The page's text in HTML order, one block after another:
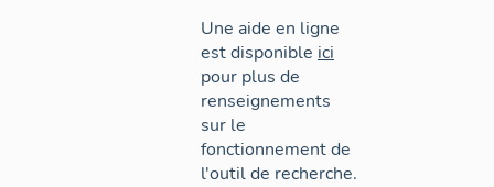
Une aide en ligne
est disponible ici
pour plus de
renseignements
sur le
fonctionnement de
l'outil de recherche.